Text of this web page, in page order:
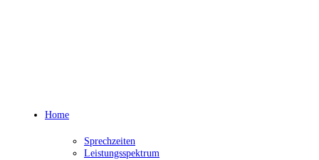
Home
Sprechzeiten
Leistungsspektrum